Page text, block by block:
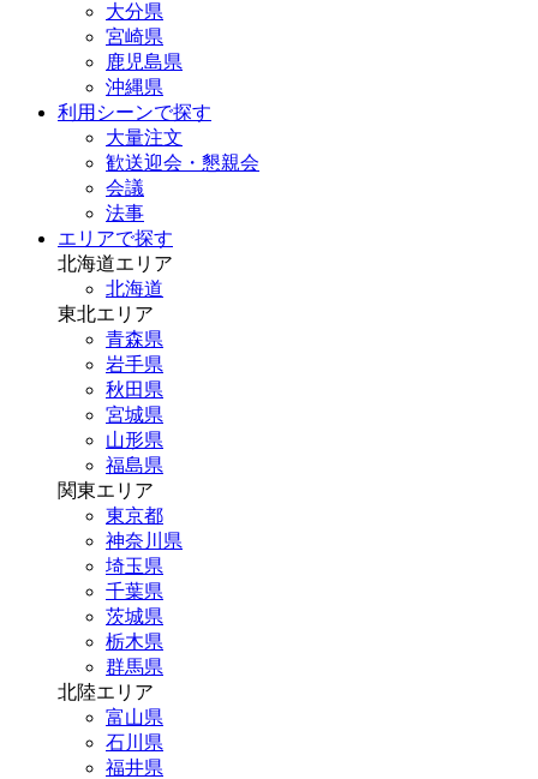
大分県
宮崎県
鹿児島県
沖縄県
利用シーンで探す
大量注文
歓送迎会・懇親会
会議
法事
エリアで探す
北海道エリア
北海道
東北エリア
青森県
岩手県
秋田県
宮城県
山形県
福島県
関東エリア
東京都
神奈川県
埼玉県
千葉県
茨城県
栃木県
群馬県
北陸エリア
富山県
石川県
福井県